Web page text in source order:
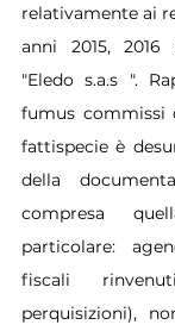
relativamente ai
anni 2015,
"Eledo s.a.s ".
fumus commissi
fattispecie è
della
compresa
particolare:
fiscali
perquisizioni),